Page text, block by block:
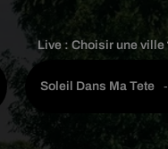
Live :Choisir une ville
Soleil Dans Ma Tete -